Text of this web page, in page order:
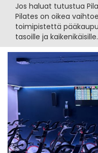
Jos haluat tutustua
Pilates on oikea
toimipistettä
tasoille ja kaikenikäisille.